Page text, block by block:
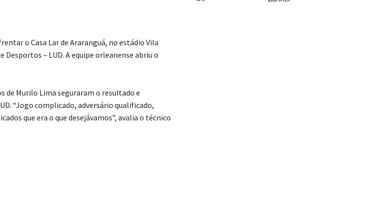
o Casa Lar de Araranguá, no estádio Vila
– LUD. A equipe orleanense abriu o
de Murilo Lima seguraram o resultado e
“Jogo complicado, adversário qualificado,
que era o que desejávamos”, avalia o técnico